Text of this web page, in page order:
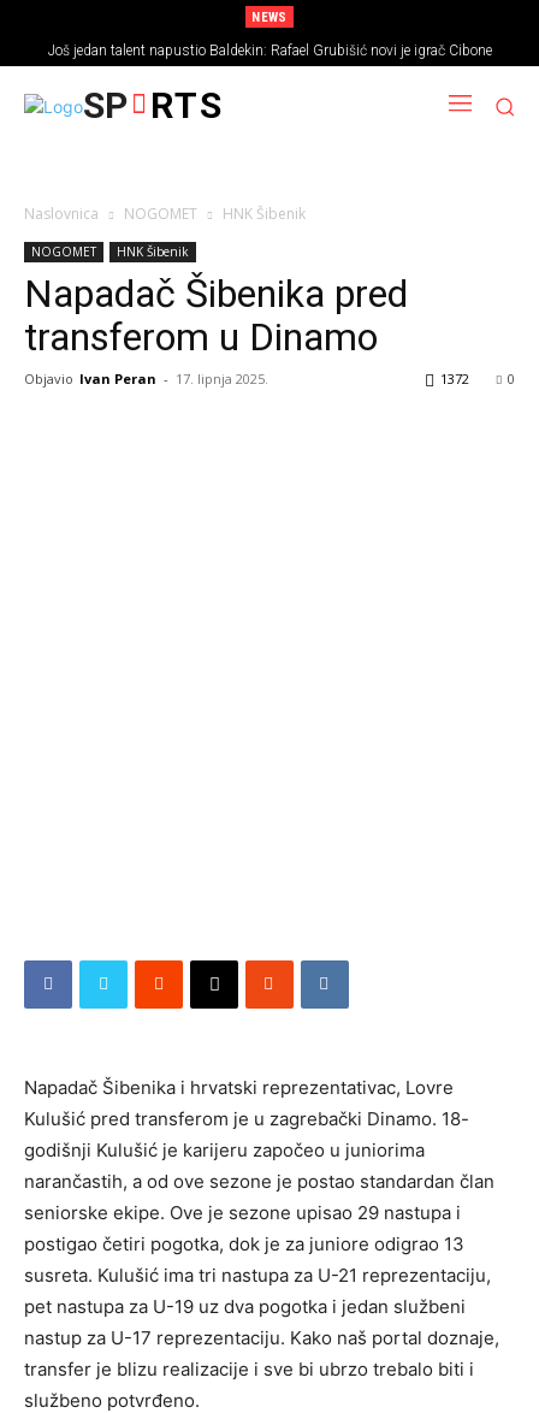
NEWS
Još jedan talent napustio Baldekin: Rafael Grubišić novi je igrač Cibone
SP RTS
Naslovnica NOGOMET HNK Šibenik
NOGOMET HNK Šibenik
Napadač Šibenika pred
transferom u Dinamo
Objavio Ivan Peran - 17. lipnja 2025. 0
1372
Napadač Šibenika i hrvatski reprezentativac, Lovre
Kulušić pred transferom je u zagrebački Dinamo. 18-
godišnji Kulušić je karijeru započeo u juniorima
narančastih, a od ove sezone je postao standardan član
seniorske ekipe. Ove je sezone upisao 29 nastupa i
postigao četiri pogotka, dok je za juniore odigrao 13
susreta. Kulušić ima tri nastupa za U-21 reprezentaciju,
pet nastupa za U-19 uz dva pogotka i jedan službeni
nastup za U-17 reprezentaciju. Kako naš portal doznaje,
transfer je blizu realizacije i sve bi ubrzo trebalo biti i
službeno potvrđeno.